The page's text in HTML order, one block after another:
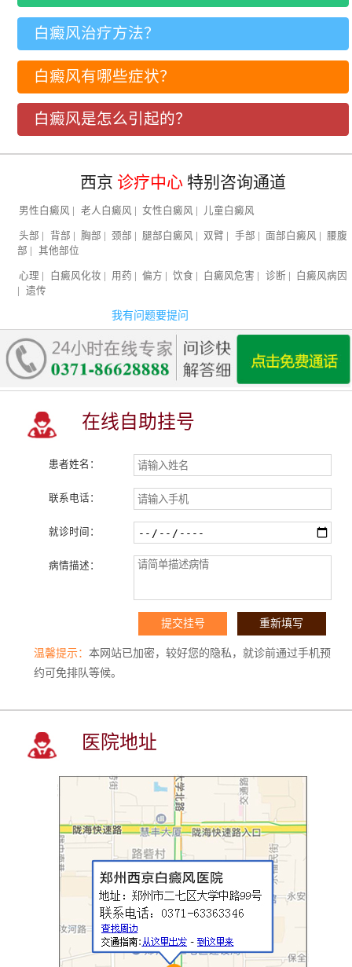
白癜风治疗方法？
白癜风有哪些症状？
白癜风是怎么引起的？
西京 诊疗中心 特别咨询通道
男性白癜风 老人白癜风 女性白癜风 儿童白癜风
头部 背部 胸部 颈部 腿部白癜风 双臂 手部 面部白癜风
腰腹
部
其他部位
心理 | 白癜风化妆 | 用药 | 偏方 | 饮食 | 白癜风危害 | 诊断 |
白癜风病因
|
遗传
我有问题要提问
在线自助挂号
患者姓名：
联系电话：
就诊时间：
病情描述：
温馨提示：本网站已加密，较好您的隐私，就诊前通过手机预
约可免排队等候。
医院地址